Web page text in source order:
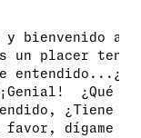
bienvenido a
un placer
¿Qué
¿Tiene
dígame